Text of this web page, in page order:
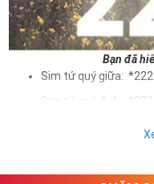
Bạn đã
Sim tứ quý giữa:
Sim tứ quý đuôi: